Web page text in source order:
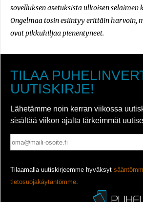
sovelluksen asetuksista ulkoisen
Ongelmaa tosin esiintyy erittäin harvoin,
ovat pikkuhiljaa pienentyneet.
TILAA
UUTISKIRJE!
Lähetämme noin kerran viikossa
sisältää viikon ajalta tärkeimmät
Tilaamalla uutiskirjeemme hyväksyt
tietosuojakäytäntömme.